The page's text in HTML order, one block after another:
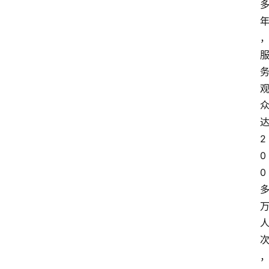
多
年
，
服
务
观
众
达
2
0
0
多
万
人
次
，